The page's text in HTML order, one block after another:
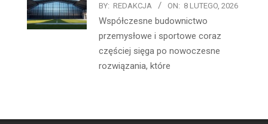
BY: REDAKCJA ON: 8 LUTEGO, 2026
Współczesne budownictwo
przemysłowe i sportowe coraz
częściej sięga po nowoczesne
rozwiązania, które